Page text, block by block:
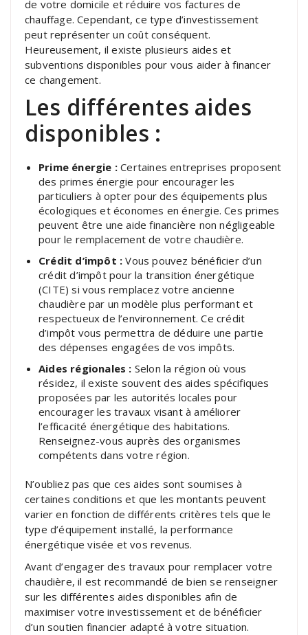
de votre domicile et réduire vos factures de
chauffage. Cependant, ce type d’investissement
peut représenter un coût conséquent.
Heureusement, il existe plusieurs aides et
subventions disponibles pour vous aider à financer
ce changement.
Les différentes aides
disponibles :
Prime énergie : Certaines entreprises proposent
des primes énergie pour encourager les
particuliers à opter pour des équipements plus
écologiques et économes en énergie. Ces primes
peuvent être une aide financière non négligeable
pour le remplacement de votre chaudière.
Crédit d’impôt : Vous pouvez bénéficier d’un
crédit d’impôt pour la transition énergétique
(CITE) si vous remplacez votre ancienne
chaudière par un modèle plus performant et
respectueux de l’environnement. Ce crédit
d’impôt vous permettra de déduire une partie
des dépenses engagées de vos impôts.
Aides régionales : Selon la région où vous
résidez, il existe souvent des aides spécifiques
proposées par les autorités locales pour
encourager les travaux visant à améliorer
l’efficacité énergétique des habitations.
Renseignez-vous auprès des organismes
compétents dans votre région.
N’oubliez pas que ces aides sont soumises à
certaines conditions et que les montants peuvent
varier en fonction de différents critères tels que le
type d’équipement installé, la performance
énergétique visée et vos revenus.
Avant d’engager des travaux pour remplacer votre
chaudière, il est recommandé de bien se renseigner
sur les différentes aides disponibles afin de
maximiser votre investissement et de bénéficier
d’un soutien financier adapté à votre situation.